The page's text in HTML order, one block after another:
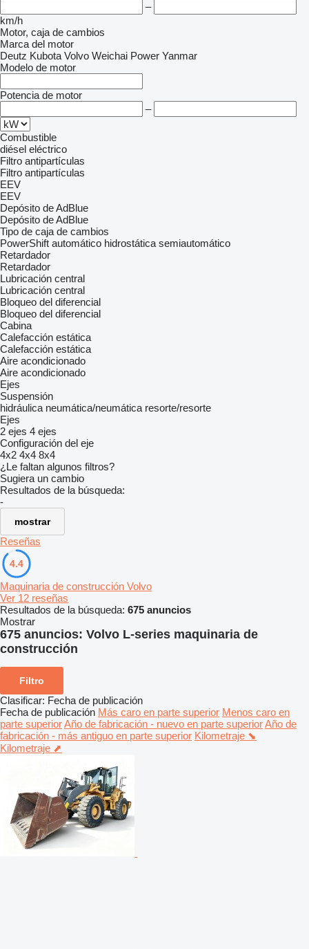
–
km/h
Motor, caja de cambios
Marca del motor
Deutz Kubota Volvo Weichai Power Yanmar
Modelo de motor
Potencia de motor
–
Combustible
diésel eléctrico
Filtro antipartículas
Filtro antipartículas
EEV
EEV
Depósito de AdBlue
Depósito de AdBlue
Tipo de caja de cambios
PowerShift automático hidrostática semiautomático
Retardador
Retardador
Lubricación central
Lubricación central
Bloqueo del diferencial
Bloqueo del diferencial
Cabina
Calefacción estática
Calefacción estática
Aire acondicionado
Aire acondicionado
Ejes
Suspensión
hidráulica neumática/neumática resorte/resorte
Ejes
2 ejes 4 ejes
Configuración del eje
4x2 4x4 8x4
¿Le faltan algunos filtros?
Sugiera un cambio
Resultados de la búsqueda:
-
mostrar
Reseñas
4.4
Maquinaria de construcción Volvo
Ver 12 reseñas
Resultados de la búsqueda: 675 anuncios
Mostrar
675 anuncios: Volvo L-series maquinaria de
construcción
Filtro
Clasificar: Fecha de publicación
Fecha de publicación Más caro en parte superior Menos caro en
parte superiorAño de fabricación - nuevo en parte superiorAño de
fabricación - más antiguo en parte superior Kilometraje ⬊
Kilometraje ⬈